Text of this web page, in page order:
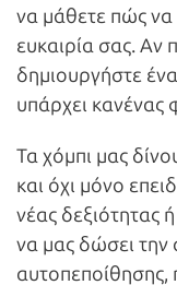
να μάθετε πώς να
ευκαιρία σας. Αν
δημιουργήστε
υπάρχει κανένας
Τα χόμπι μας
και όχι μόνο
νέας δεξιότητας
να μας δώσει την
αυτοπεποίθησης,